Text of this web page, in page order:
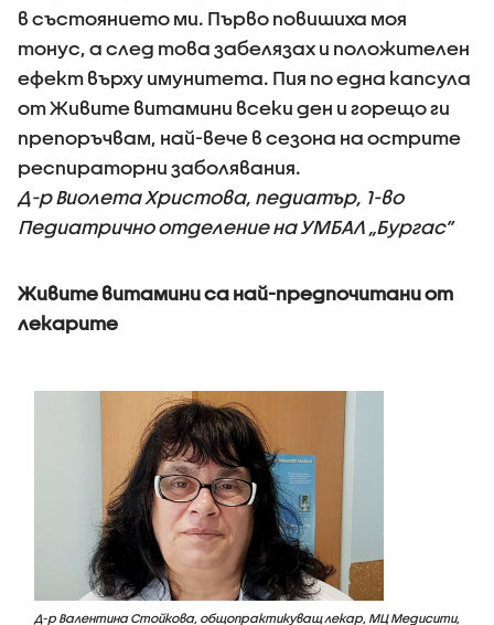
в състоянието ми. Първо повишиха моя
тонус, а след това забелязах и положителен
ефект върху имунитета. Пия по една капсула
от Живите витамини всеки ден и горещо ги
препоръчвам, най-вече в сезона на острите
респираторни заболявания.
Д-р Виолета Христова, педиатър, 1-во
Педиатрично отделение на УМБАЛ „Бургас”
Живите витамини са най-предпочитани от
лекарите
Д-р Валентина Стойкова, общопрактикуващ лекар, МЦ Медисити,